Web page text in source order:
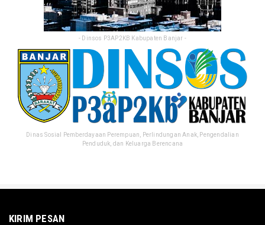
- Dinsos P3AP2KB Kabupaten Banjar -
Dinas Sosial Pemberdayaan Perempuan, Perlindungan Anak, Pengendalian
Penduduk, dan Keluarga Berencana
KIRIM PESAN